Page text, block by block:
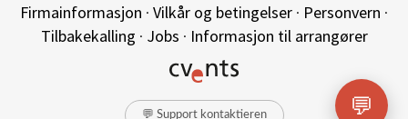
Firmainformasjon · Vilkår og betingelser · Personvern ·
Tilbakekalling · Jobs · Informasjon til arrangører
💬 Support kontaktieren 💬